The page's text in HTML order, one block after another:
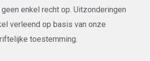
enkel recht op. Uitzonderingen
verleend op basis van onze
toestemming.